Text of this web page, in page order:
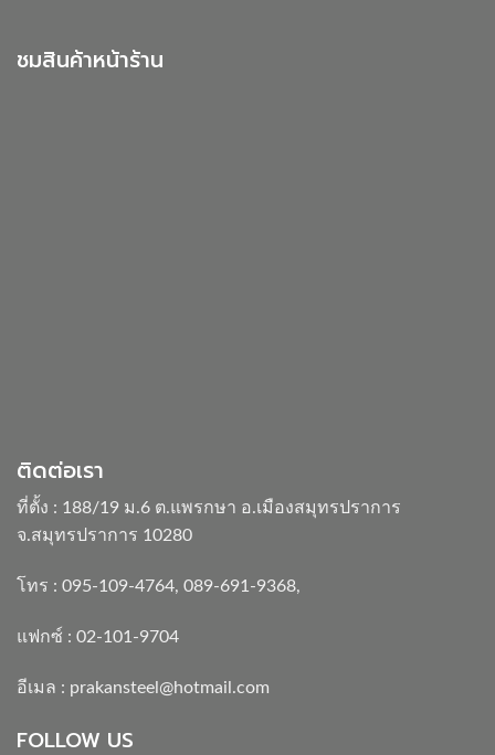
ชมสินค้าหน้าร้าน
ติดต่อเรา
ที่ตั้ง : 188/19 ม.6 ต.แพรกษา อ.เมืองสมุทรปราการ
จ.สมุทรปราการ 10280
โทร : 095-109-4764, 089-691-9368,
แฟกซ์ : 02-101-9704
อีเมล : prakansteel@hotmail.com
FOLLOW US